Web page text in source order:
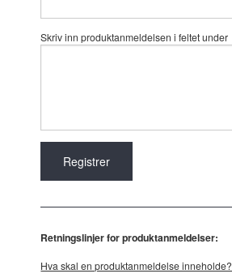
Skriv inn produktanmeldelsen i feltet under
Retningslinjer for produktanmeldelser:
Hva skal en produktanmeldelse inneholde?